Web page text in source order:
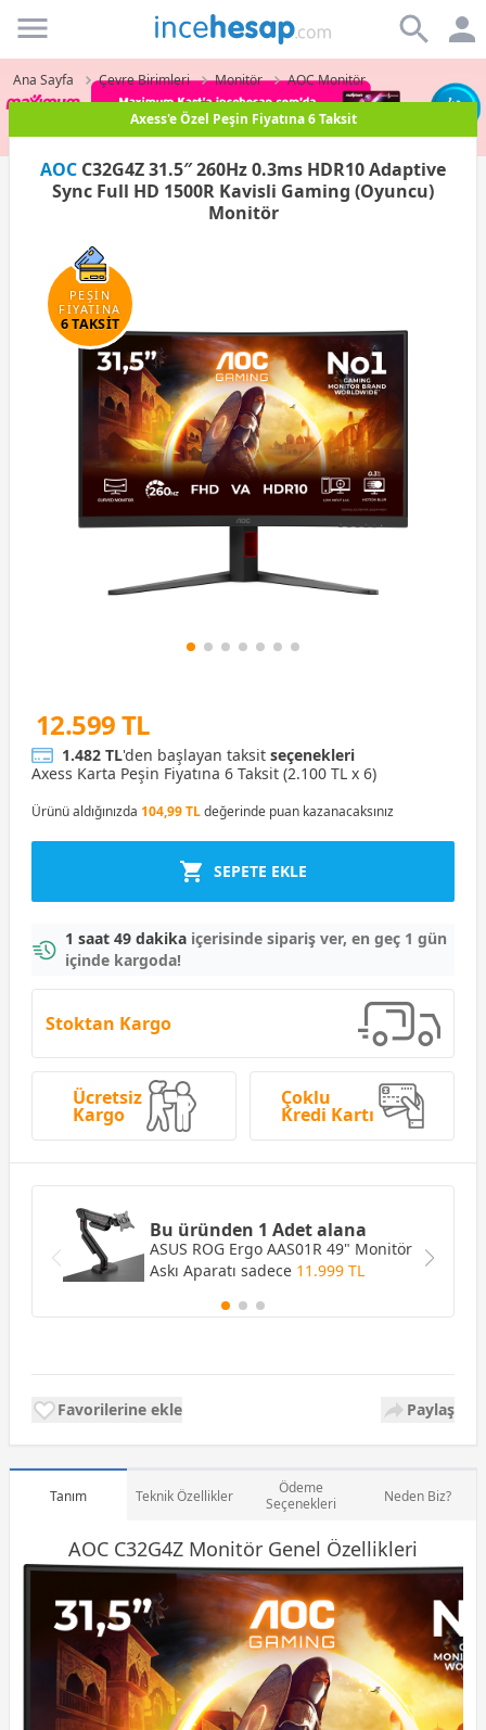
Incehesap
Ana Sayfa Çevre Birimleri Monitör AOC Monitör
Paraf Karta Peşin Fiyatına 3 Taksit
AOC C32G4Z 31.5″ 260Hz 0.3ms HDR10 Adaptive
Sync Full HD 1500R Kavisli Gaming (Oyuncu)
Monitör
PEŞİN
FİYATINA
6 TAKSİT
12.599 TL
1.482 TL'den başlayan taksit seçenekleri
Axess Karta Peşin Fiyatına 6 Taksit (2.100 TL x 6)
Ürünü aldığınızda 104,99 TLdeğerinde puan kazanacaksınız
SEPETE EKLE
1 saat 49 dakika içerisinde sipariş ver, en geç 1 gün
içinde kargoda!
Stoktan Kargo
Ücretsiz
Kargo
Çoklu
Kredi Kartı
Bu üründen 1 Adet alana
ASUS ROG Ergo AAS01R 49" Monitör
Askı Aparatı sadece 11.999 TL
Favorilerine ekle Paylaş
Tanım Teknik Özellikler
Ödeme
Seçenekleri
Neden Biz?
AOC C32G4Z Monitör Genel Özellikleri